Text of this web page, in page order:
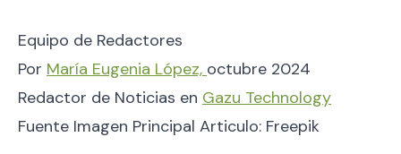
Equipo de Redactores
Por María Eugenia López, octubre 2024
Redactor de Noticias en Gazu Technology
Fuente Imagen Principal Articulo: Freepik